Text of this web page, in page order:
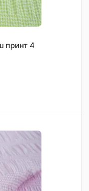
принт 4